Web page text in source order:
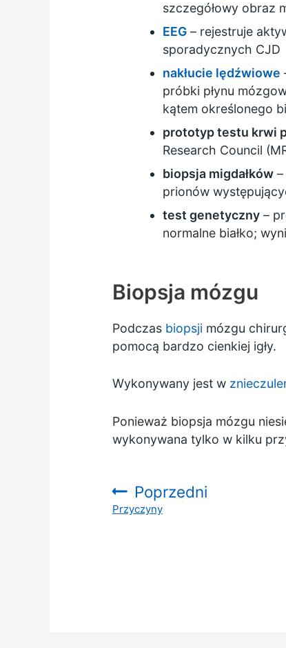
szczegółowy obraz
EEG – rejestruje
sporadycznych CJD
nakłucie lędźwiowe
próbki płynu
kątem określonego
prototyp testu krwi
Research Council
biopsja migdałków
prionów
test genetyczny –
normalne białko;
Biopsja mózgu
Podczas biopsji mózgu
pomocą bardzo cienkiej igły.
Wykonywany jest w
Ponieważ biopsja mózgu
wykonywana tylko w kilku
Poprzedni
:Przyczyny